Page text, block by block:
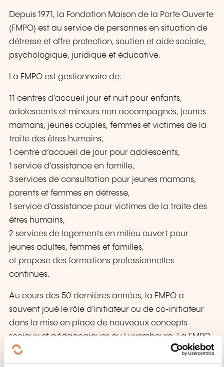
Depuis 1971, la Fondation Maison de la Porte Ouverte
(FMPO) est au service de personnes en situation de
détresse et offre protection, soutien et aide sociale,
psychologique, juridique et éducative.
La FMPO est gestionnaire de:
11 centres d’accueil jour et nuit pour enfants,
adolescents et mineurs non accompagnés, jeunes
mamans, jeunes couples, femmes et victimes de la
traite des êtres humains,
1 centre d’accueil de jour pour adolescents,
1 service d’assistance en famille,
3 services de consultation pour jeunes mamans,
parents et femmes en détresse,
1 service d’assistance pour victimes de la traite des
êtres humains,
2 services de logements en milieu ouvert pour
jeunes adultes, femmes et familles,
et propose des formations professionnelles
continues.
Au cours des 50 dernières années, la FMPO a
souvent joué le rôle d’initiateur ou de co-initiateur
dans la mise en place de nouveaux concepts
sociaux et pédagogiques au Luxembourg. La FMPO
peut donc affirmer avec fierté qu’elle a ouvert le